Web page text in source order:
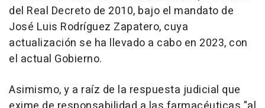
del Real Decreto de 2010, bajo el mandato de
José Luis Rodríguez Zapatero, cuya
actualización se ha llevado a cabo en 2023, con
el actual Gobierno.
Asimismo, y a raíz de la respuesta judicial que